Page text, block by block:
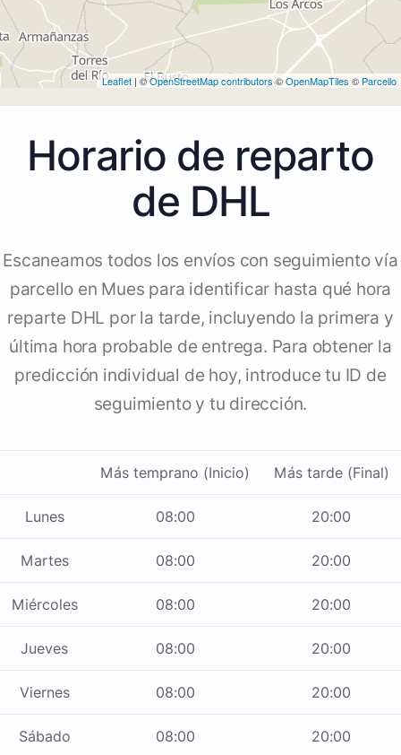
Leaflet | ©OpenStreetMap contributors©OpenMapTiles © Parcello
Horario de reparto
de DHL
Escaneamos todos los envíos con seguimiento vía
parcello en Mues para identificar hasta qué hora
reparte DHL por la tarde, incluyendo la primera y
última hora probable de entrega. Para obtener la
predicción individual de hoy, introduce tu ID de
seguimiento y tu dirección.
Más temprano (Inicio) Más tarde (Final)
Lunes 08:00 20:00
Martes 08:00 20:00
Miércoles 08:00 20:00
Jueves 08:00 20:00
Viernes 08:00 20:00
Sábado 08:00 20:00